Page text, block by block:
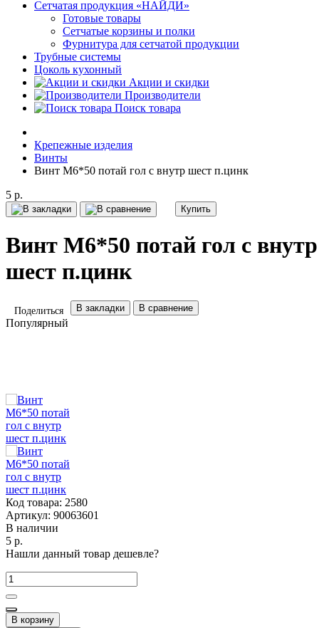
Сетчатая продукция «НАЙДИ»
Готовые товары
Сетчатые корзины и полки
Фурнитура для сетчатой продукции
Трубные системы
Цоколь кухонный
Акции и скидки
Производители
Поиск товара
Крепежные изделия
Винты
Винт М6*50 потай гол с внутр шест п.цинк
5 р.
Купить
Винт М6*50 потай гол с внутр
шест п.цинк
Поделиться В закладки В сравнение
Популярный
Код товара: 2580
Артикул: 90063601
В наличии
5 р.
Нашли данный товар дешевле?
В корзину